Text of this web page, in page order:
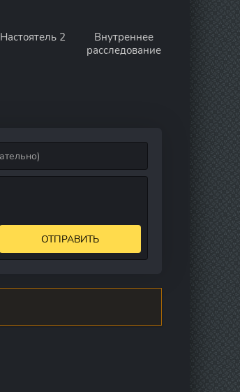
Настоятель 2
Внутреннее
расследование
ОТПРАВИТЬ